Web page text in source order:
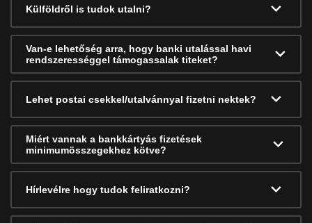
Külföldről is tudok utalni?
Van-e lehetőség arra, hogy banki utalással havi
rendszerességgel támogassalak titeket?
Lehet postai csekkel/utalvánnyal fizetni nektek?
Miért vannak a bankkártyás fizetések
minimumösszegekhez kötve?
Hírlevélre hogy tudok feliratkozni?